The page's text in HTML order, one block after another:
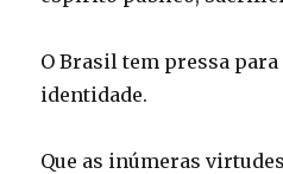
O Brasil tem pressa
identidade.
Que as inúmeras